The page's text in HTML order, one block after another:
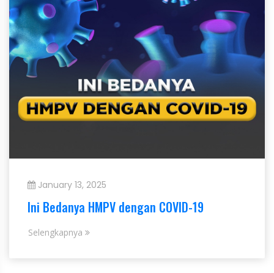
January 13, 2025
Ini Bedanya HMPV dengan COVID-19
Selengkapnya